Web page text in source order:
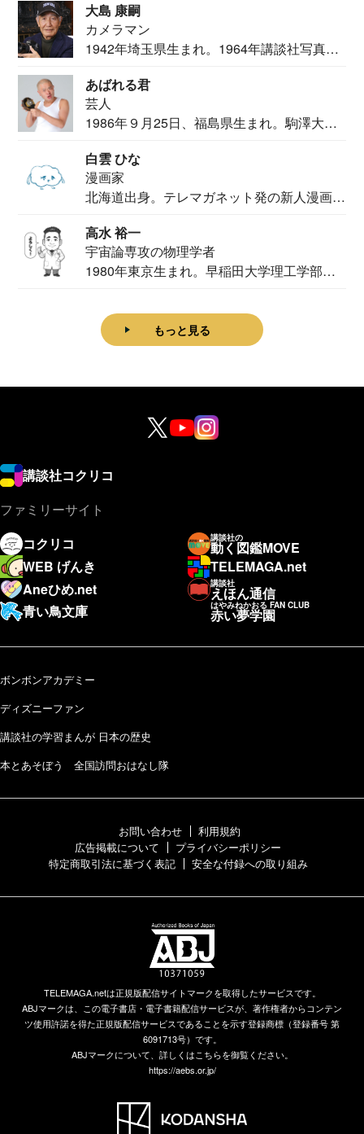
大島 康嗣
カメラマン
1942年埼玉県生まれ。1964年講談社写真部
あばれる君
芸人
1986年９月25日、福島県生まれ。駒澤大学
白雲 ひな
漫画家
北海道出身。テレマガネット発の新人漫画
高水 裕一
宇宙論専攻の物理学者
1980年東京生まれ。早稲田大学理工学部物
もっと見る
講談社コクリコ
ファミリーサイト
コクリコ
講談社の
動く図鑑MOVE
WEB げんき
TELEMAGA.net
Aneひめ.net
講談社
えほん通信
青い鳥文庫
はやみねかおる FAN CLUB
赤い夢学園
ボンボンアカデミー
ディズニーファン
講談社の学習まんが 日本の歴史
本とあそぼう 全国訪問おはなし隊
お問い合わせ
利用規約
広告掲載について
プライバシーポリシー
特定商取引法に基づく表記
安全な付録への取り組み
TELEMAGA.netは正規版配信サイトマークを取得したサービスです。
ABJマークは、この電子書店・電子書籍配信サービスが、著作権者からコンテン
ツ使用許諾を得た正規版配信サービスであることを示す登録商標（登録番号 第
6091713号）です。
ABJマークについて、詳しくはこちらを御覧ください。
https://aebs.or.jp/